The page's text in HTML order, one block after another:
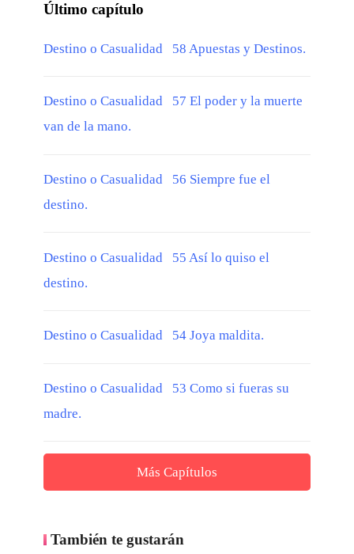
Último capítulo
Destino o Casualidad 58 Apuestas y Destinos.
Destino o Casualidad 57 El poder y la muerte
van de la mano.
Destino o Casualidad 56 Siempre fue el
destino.
Destino o Casualidad 55 Así lo quiso el
destino.
Destino o Casualidad 54 Joya maldita.
Destino o Casualidad 53 Como si fueras su
madre.
Más Capítulos
También te gustarán